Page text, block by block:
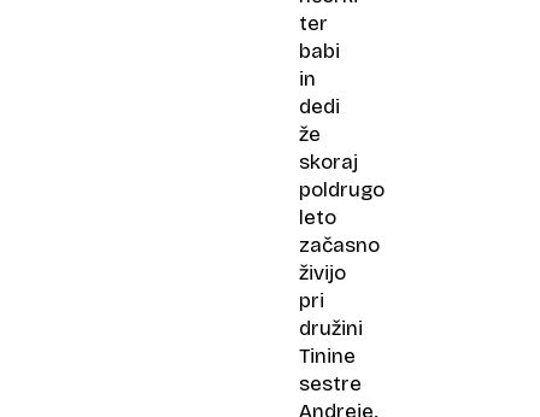
ter
babi
in
dedi
že
skoraj
poldrugo
leto
začasno
živijo
pri
družini
Tinine
sestre
Andreje.